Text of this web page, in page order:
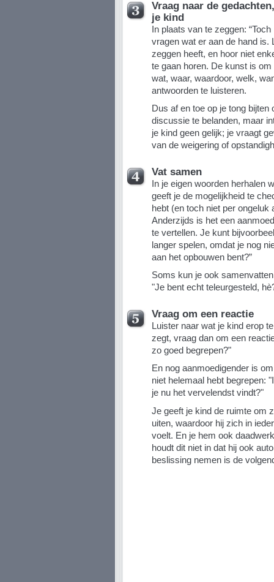
Vraag naar de
je kind
In plaats van te zeggen:
vragen wat er aan de hand is.
zeggen heeft, en hoor niet
te gaan horen. De kunst is
wat, waar, waardoor, welk,
antwoorden te luisteren.
Dus af en toe op je tong bijten
discussie te belanden, maar
je kind geen gelijk; je vraagt
van de weigering of
Vat samen
In je eigen woorden herhalen
geeft je de mogelijkheid te
hebt (en toch niet per ongeluk
Anderzijds is het een
te vertellen. Je kunt
langer spelen, omdat je nog
aan het opbouwen bent?”
Soms kun je ook
"Je bent echt teleurgesteld,
Vraag om een reactie
Luister naar wat je kind erop
zegt, vraag dan om een
zo goed begrepen?"
En nog aanmoedigender is
niet helemaal hebt begrepen:
je nu het vervelendst vindt?"
Je geeft je kind de ruimte om
uiten, waardoor hij zich in
voelt. En je hem ook
houdt dit niet in dat hij ook
beslissing nemen is de